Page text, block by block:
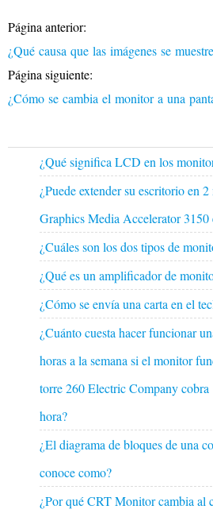
Página anterior:
¿Qué causa que las imágenes se
Página siguiente:
¿Cómo se cambia el monitor a una
¿Qué significa LCD en los
¿Puede extender su escritorio en
Graphics Media Accelerator
¿Cuáles son los dos tipos de
¿Qué es un amplificador de
¿Cómo se envía una carta en el
¿Cuánto cuesta hacer funcionar
horas a la semana si el monitor
torre 260 Electric Company
hora?
¿El diagrama de bloques de una
conoce como?
¿Por qué CRT Monitor cambia al